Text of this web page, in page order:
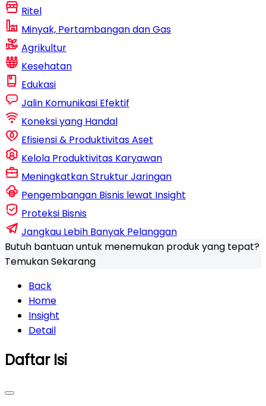
Ritel
Minyak, Pertambangan dan Gas
Agrikultur
Kesehatan
Edukasi
Jalin Komunikasi Efektif
Koneksi yang Handal
Efisiensi & Produktivitas Aset
Kelola Produktivitas Karyawan
Meningkatkan Struktur Jaringan
Pengembangan Bisnis lewat Insight
Proteksi Bisnis
Jangkau Lebih Banyak Pelanggan
Butuh bantuan untuk menemukan produk yang tepat?
Temukan Sekarang
Back
Home
Insight
Detail
Daftar Isi